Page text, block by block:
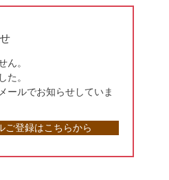
ん。
た。
ールでお知らせしていま
ご登録はこちらから